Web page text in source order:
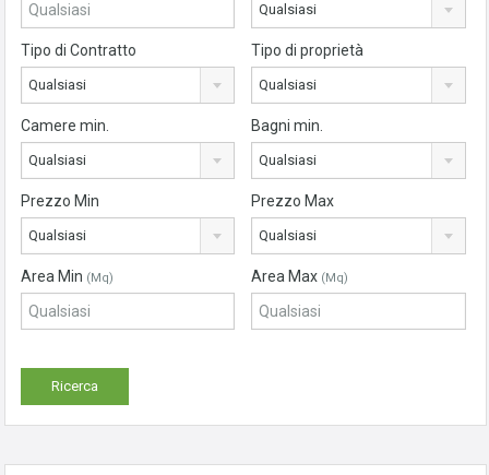
Qualsiasi
Tipo di Contratto
Qualsiasi
Tipo di proprietà
Qualsiasi
Camere min.
Qualsiasi
Bagni min.
Qualsiasi
Prezzo Min
Qualsiasi
Prezzo Max
Qualsiasi
Area Min (Mq) Area Max (Mq)